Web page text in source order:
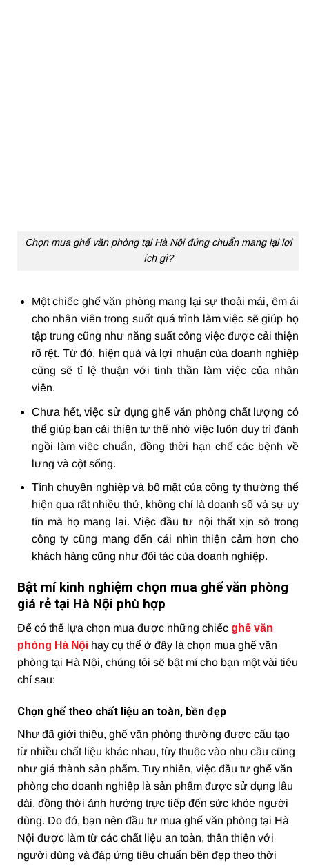
Chọn mua ghế văn phòng tại Hà Nội đúng chuẩn mang lại lợi
ích gì?
Một chiếc ghế văn phòng mang lại sự thoải mái, êm ái
cho nhân viên trong suốt quá trình làm việc sẽ giúp họ
tập trung cũng như năng suất công việc được cải thiện
rõ rệt. Từ đó, hiện quả và lợi nhuận của doanh nghiệp
cũng sẽ tỉ lệ thuận với tinh thần làm việc của nhân
viên.
Chưa hết, việc sử dụng ghế văn phòng chất lượng có
thể giúp bạn cải thiện tư thế nhờ việc luôn duy trì đánh
ngồi làm việc chuẩn, đồng thời hạn chế các bệnh về
lưng và cột sống.
Tính chuyên nghiệp và bộ mặt của công ty thường thể
hiện qua rất nhiều thứ, không chỉ là doanh số và sự uy
tín mà họ mang lại. Việc đầu tư nội thất xịn sò trong
công ty cũng mang đến cái nhìn thiện cảm hơn cho
khách hàng cũng như đối tác của doanh nghiệp.
Bật mí kinh nghiệm chọn mua ghế văn phòng
giá rẻ tại Hà Nội phù hợp
Để có thể lựa chọn mua được những chiếc ghế văn
phòng Hà Nội hay cụ thể ở đây là chọn mua ghế văn
phòng tại Hà Nội, chúng tôi sẽ bật mí cho bạn một vài tiêu
chí sau:
Chọn ghế theo chất liệu an toàn, bền đẹp
Như đã giới thiệu, ghế văn phòng thường được cấu tạo
từ nhiều chất liệu khác nhau, tùy thuộc vào nhu cầu cũng
như giá thành sản phẩm. Tuy nhiên, việc đầu tư ghế văn
phòng cho doanh nghiệp là sản phẩm được sử dụng lâu
dài, đồng thời ảnh hưởng trực tiếp đến sức khỏe người
dùng. Do đó, bạn nên đầu tư mua ghế văn phòng tại Hà
Nội được làm từ các chất liệu an toàn, thân thiện với
người dùng và đáp ứng tiêu chuẩn bền đẹp theo thời